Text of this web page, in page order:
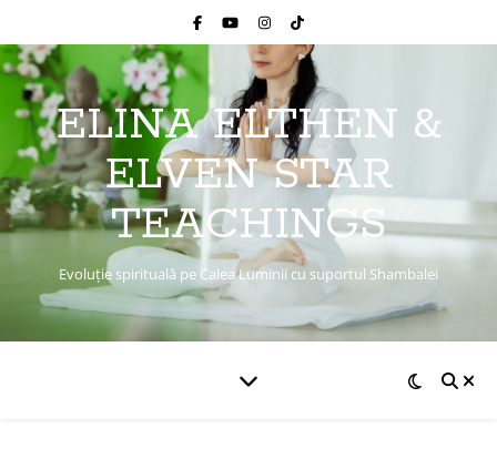
ELINA ELTHEN &
ELVEN STAR
TEACHINGS
Evoluție spirituală pe Calea Luminii cu suportul Shambalei